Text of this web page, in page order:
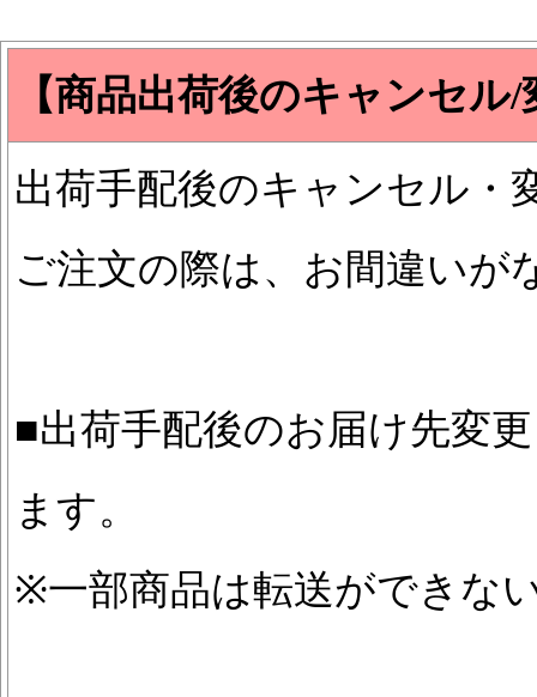
【商品出荷後のキャンセル
出荷手配後のキャンセル・
ご注文の際は、お間違いが
■出荷手配後のお届け先変
ます。
※一部商品は転送ができな